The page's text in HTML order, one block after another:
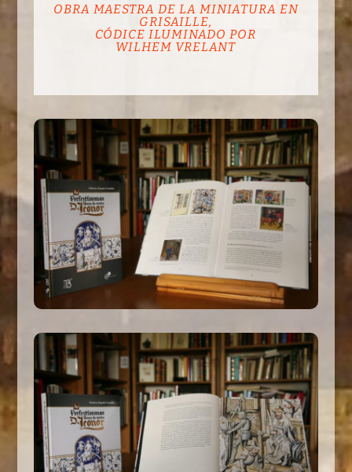
OBRA MAESTRA DE LA MINIATURA EN
GRISAILLE,
CÓDICE ILUMINADO POR
WILHEM VRELANT